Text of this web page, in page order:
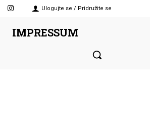
Ulogujte se / Pridružite se
IMPRESSUM